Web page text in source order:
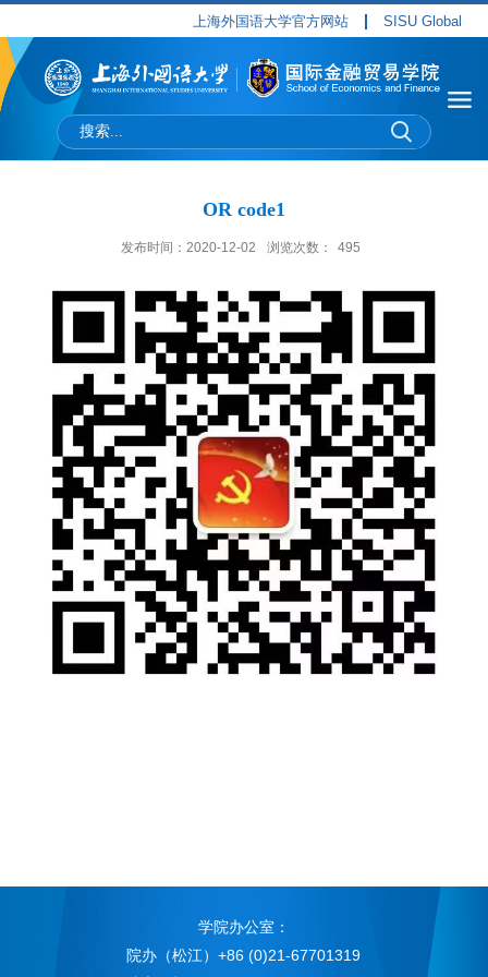
上海外国语大学官方网站 SISU Global
OR code1
发布时间：2020-12-02 浏览次数： 495
学院办公室：
院办（松江）+86 (0)21-67701319